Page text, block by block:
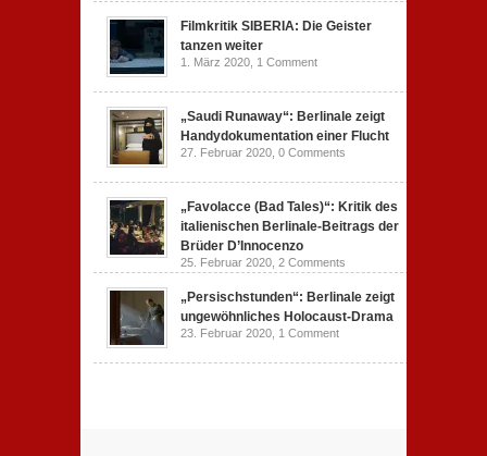
Filmkritik SIBERIA: Die Geister
tanzen weiter
1. März 2020, 1 Comment
„Saudi Runaway“: Berlinale zeigt
Handydokumentation einer Flucht
27. Februar 2020, 0 Comments
„Favolacce (Bad Tales)“: Kritik des
italienischen Berlinale-Beitrags der
Brüder D’Innocenzo
25. Februar 2020, 2 Comments
„Persischstunden“: Berlinale zeigt
ungewöhnliches Holocaust-Drama
23. Februar 2020, 1 Comment